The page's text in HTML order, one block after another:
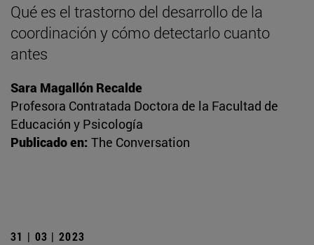
Qué es el trastorno del desarrollo de la
coordinación y cómo detectarlo cuanto
antes
Sara Magallón Recalde
Profesora Contratada Doctora de la Facultad de
Educación y Psicología
Publicado en: The Conversation
31 | 03 | 2023